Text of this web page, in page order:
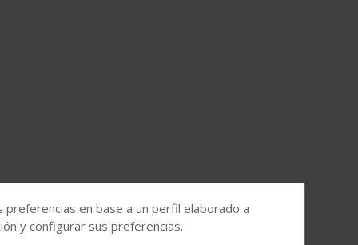
en base a un perfil elaborado a
y configurar sus preferencias.